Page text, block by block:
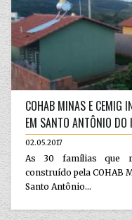
COHAB MINAS E CEMIG
EM SANTO ANTÔNIO DO
02.05.2017
As 30 famílias que
construído pela COHAB
Santo Antônio...